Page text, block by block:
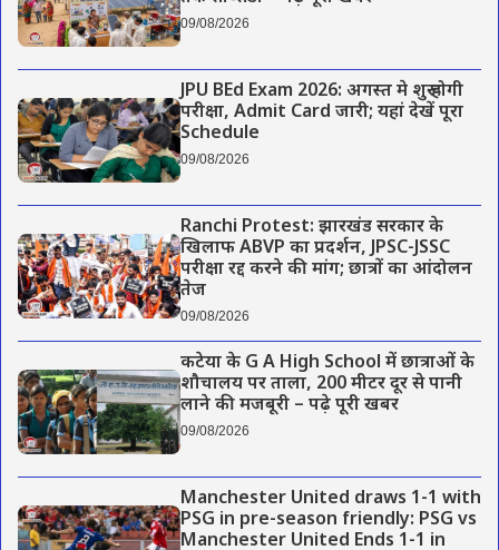
09/08/2026
JPU BEd Exam 2026: अगस्त मे शुरू होगी
परीक्षा, Admit Card जारी; यहां देखें पूरा
Schedule
09/08/2026
Ranchi Protest: झारखंड सरकार के
खिलाफ ABVP का प्रदर्शन, JPSC-JSSC
परीक्षा रद्द करने की मांग; छात्रों का आंदोलन
तेज
09/08/2026
कटेया के G A High School में छात्राओं के
शौचालय पर ताला, 200 मीटर दूर से पानी
लाने की मजबूरी – पढ़े पूरी खबर
09/08/2026
Manchester United draws 1-1 with
PSG in pre-season friendly: PSG vs
Manchester United Ends 1-1 in